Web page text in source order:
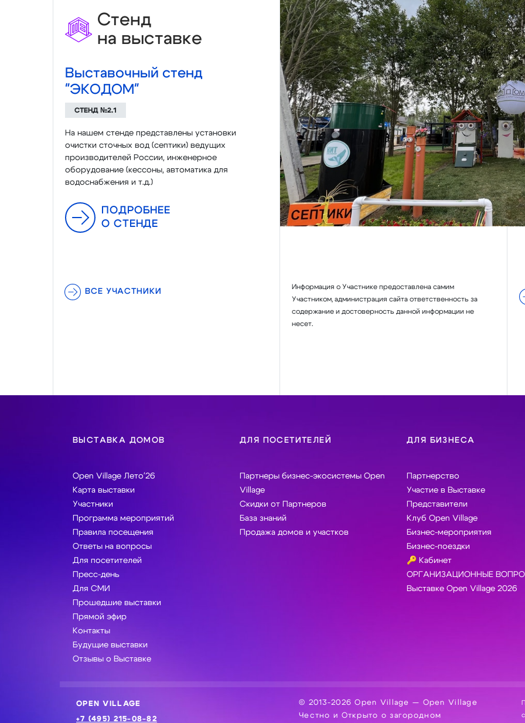
Стенд
на выставке
Выставочный стенд
"ЭКОДОМ"
СТЕНД №2.1
На нашем стенде представлены установки
очистки сточных вод (септики) ведущих
производителей России, инженерное
оборудование (кессоны, автоматика для
водоснабжения и т.д.)
ПОДРОБНЕЕ
О СТЕНДЕ
Предыдущий
ВСЕ УЧАСТНИКИ
Информация о Участнике предоставлена самим
Участником, администрация сайта ответственность за
содержание и достоверность данной информации не
несет.
ВЫСТАВКА ДОМОВ
Open Village Лето'26
Карта выставки
Участники
Программа мероприятий
Правила посещения
Ответы на вопросы
Для посетителей
Пресс-день
Для СМИ
Прошедшие выставки
Прямой эфир
Контакты
Будущие выставки
Отзывы о Выставке
ДЛЯ ПОСЕТИТЕЛЕЙ
Партнеры бизнес-экосистемы Open
Village
Скидки от Партнеров
База знаний
Продажа домов и участков
ДЛЯ БИЗНЕСА
Партнерство
Участие в Выставке
Представители
Клуб Open Village
Бизнес-мероприятия
Бизнес-поездки
🔑 Кабинет
ОРГАНИЗАЦИОННЫЕ
Выставке Open Village 2026
OPEN VILLAGE
+7 (495) 215-08-82
© 2013-2026 Open Village — Open Village
Честно и Открыто о загородном
сбор,